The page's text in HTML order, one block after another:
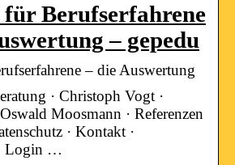
für Berufserfahrene
– gepedu
– die Auswertung
· Christoph Vogt ·
Moosmann · Referenzen
· Kontakt ·
Login …